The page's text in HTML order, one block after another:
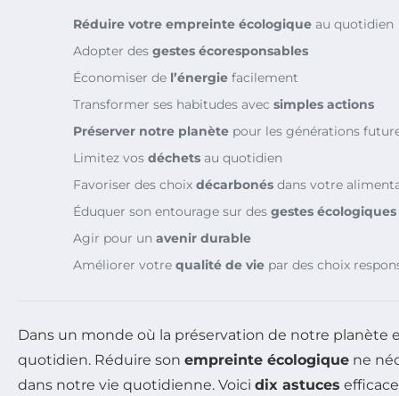
Réduire votre empreinte écologique au quotidien
Adopter des gestes écoresponsables
Économiser de l’énergie facilement
Transformer ses habitudes avec simples actions
Préserver notre planète pour les générations
Limitez vos déchets au quotidien
Favoriser des choix décarbonés dans votre
Éduquer son entourage sur des gestes écologiques
Agir pour un avenir durable
Améliorer votre qualité de vie par des choix
Dans un monde où la préservation de notre planète
quotidien. Réduire son empreinte écologique ne
dans notre vie quotidienne. Voici dix astuces